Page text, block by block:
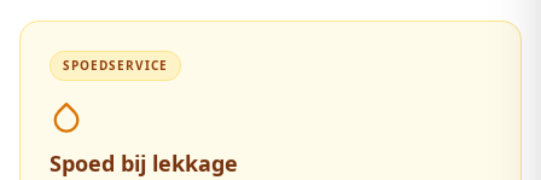
SPOEDSERVICE
Spoed bij lekkage